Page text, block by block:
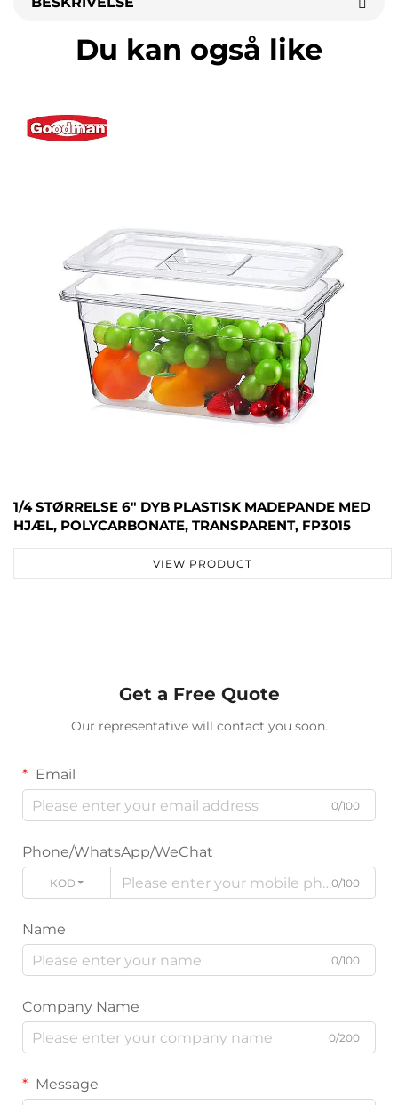
Du kan også like
1/4 STØRRELSE 6" DYB PLASTISK MADEPANDE MED
HJÆL, POLYCARBONATE, TRANSPARENT, FP3015
VIEW PRODUCT
Get a Free Quote
Our representative will contact you soon.
Email
0/100
Phone/WhatsApp/WeChat
KODE 0/100
Name
0/100
Company Name
0/200
Message